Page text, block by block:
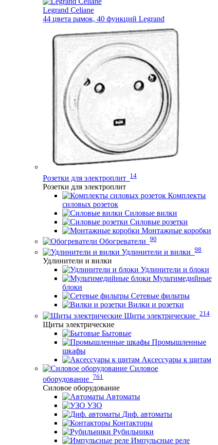
Legrand Celiane
44 цвета рамок, 40 функций Legrand
Розетки для электроплит 14
Розетки для электроплит
Комплекты
силовых розеток
Силовые вилки
Силовые розетки
Монтажные коробки
Обогреватели 90
Удлинители и вилки 98
Удлинители и вилки
Удлинители и блоки
Мультимедийные
блоки
Сетевые фильтры
Вилки и розетки
Щиты электрические 214
Щиты электрические
Бытовые
Промышленные
шкафы
Аксессуары к щитам
Силовое
оборудование 761
Силовое оборудование
Автоматы
УЗО
Диф. автоматы
Контакторы
Рубильники
Импульсные реле